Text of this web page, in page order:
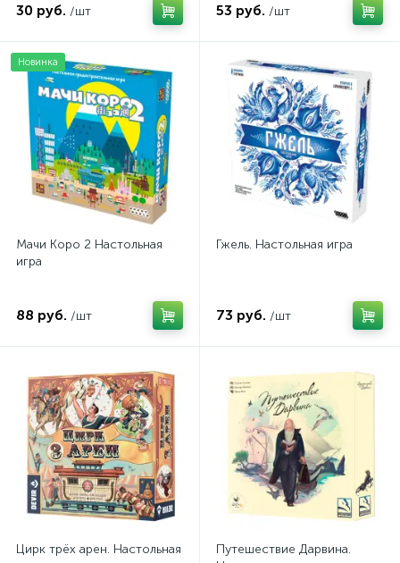
30 руб. /шт 53 руб. /шт
Новинка
Мачи Коро 2 Настольная
игра
88 руб. /шт
Гжель. Настольная игра
73 руб. /шт
Цирк трёх арен. Настольная
Путешествие Дарвина.